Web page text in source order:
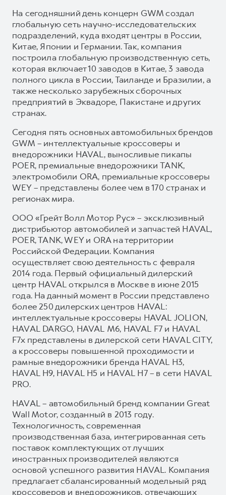
На сегодняшний день концерн GWM создал
глобальную сеть научно-исследовательских
подразделений, куда входят центры в России,
Китае, Японии и Германии. Так, компания
построила глобальную производственную сеть,
которая включает 10 заводов в Китае, 3 завода
полного цикла в России, Таиланде и Бразилии, а
также несколько зарубежных сборочных
предприятий в Эквадоре, Пакистане и других
странах.
Сегодня пять основных автомобильных брендов
GWM – интеллектуальные кроссоверы и
внедорожники HAVAL, выносливые пикапы
POER, премиальные внедорожники TANK,
электромобили ORA, премиальные кроссоверы
WEY – представлены более чем в 170 странах и
регионах мира.
ООО «Грейт Волл Мотор Рус» – эксклюзивный
дистрибьютор автомобилей и запчастей HAVAL,
POER, TANK, WEY и ORA на территории
Российской Федерации. Компания
осуществляет свою деятельность с февраля
2014 года. Первый официальный дилерский
центр HAVAL открылся в Москве в июне 2015
года. На данный момент в России представлено
более 250 дилерских центров HAVAL:
интеллектуальные кроссоверы HAVAL JOLION,
HAVAL DARGO, HAVAL М6, HAVAL F7 и HAVAL
F7x представлены в дилерской сети HAVAL CITY,
а кроссоверы повышенной проходимости и
рамные внедорожники бренда HAVAL H3,
HAVAL H9, HAVAL H5 и HAVAL H7 – в сети HAVAL
PRO.
HAVAL – автомобильный бренд компании Great
Wall Motor, созданный в 2013 году.
Технологичность, современная
производственная база, интегрированная сеть
поставок комплектующих от лучших
иностранных производителей являются
основой успешного развития HAVAL. Компания
предлагает сбалансированный модельный ряд
кроссоверов и внедорожников, отвечающих